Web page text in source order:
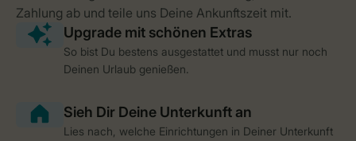
So bist Du bestens ausgestattet und musst nur noch
Deinen Urlaub genießen.
Lies nach, welche Einrichtungen in Deiner Unterkunft